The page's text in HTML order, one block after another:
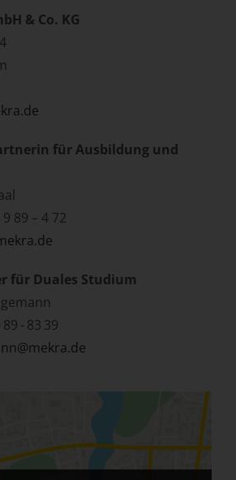
& Co. KG
für Ausbildung und
89 – 4 72
für Duales Studium
- 83 39